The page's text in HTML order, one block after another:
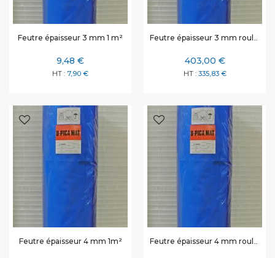
Feutre épaisseur 3 mm 1 m²
9,48 €
7,90 €
Feutre épaisseur 3 mm rouleau de 50 m² rouleau complet
403,00 €
335,83 €
Feutre épaisseur 4 mm 1m² Feutre épaisseur 4 mm rouleau de 50 m² rouleau complet